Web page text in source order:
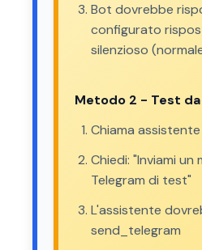
Bot dovrebbe
configurato
silenzioso
Metodo 2 - Test da
Chiama
Chiedi: "Inviami un
Telegram di test"
L'assistente
send_telegram